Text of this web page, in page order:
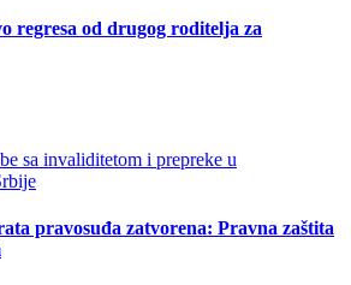
regresa od drugog roditelja za
pravosuđa zatvorena: Pravna zaštita